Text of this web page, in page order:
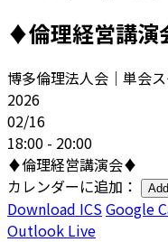
♦倫理経営講
博多倫理法人会｜単会
2026
02/16
18:00 - 20:00
♦倫理経営講演会♦
カレンダーに追加：
Download ICSGoogle
Outlook Live